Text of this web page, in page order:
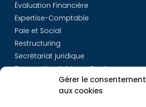
Gérer le consentement
aux cookies
Évaluation Financière
Expertise-Comptable
Paie et Social
Restructuring
Secrétariat juridique
Transaction Advisory Services